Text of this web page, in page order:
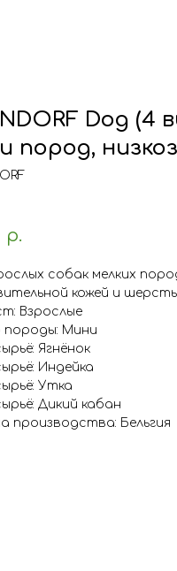
Dog (4
пород,
р.
собак мелких
кожей и
Взрослые
породы: Мини
Ягнёнок
Индейка
Утка
Дикий кабан
производства: Бельгия